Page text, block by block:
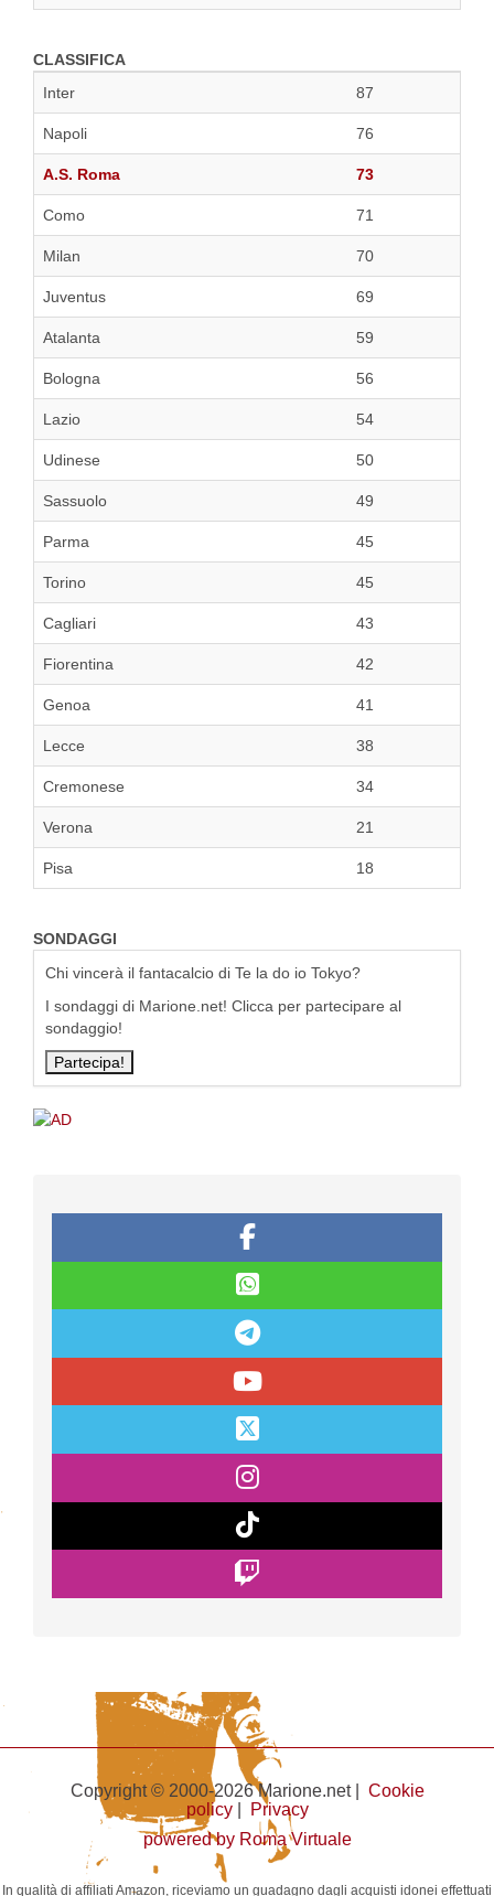
CLASSIFICA
Inter
87
Napoli 76
A.S. Roma 73
Como 71
Milan 70
Juventus 69
Atalanta 59
Bologna 56
Lazio 54
Udinese 50
Sassuolo 49
Parma 45
Torino 45
Cagliari 43
Fiorentina 42
Genoa 41
Lecce 38
Cremonese 34
Verona 21
Pisa 18
SONDAGGI
Chi vincerà il fantacalcio di Te la do io Tokyo?
I sondaggi di Marione.net! Clicca per partecipare al
sondaggio!
Copyright © 2000-2026 Marione.net | Cookie
policy|
Privacy
powered by Roma Virtuale
In qualità di affiliati Amazon, riceviamo un guadagno dagli acquisti idonei effettuati